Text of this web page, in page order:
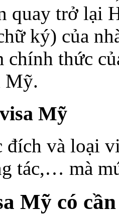
quay trở lại
ký) của
chính thức
Mỹ.
Mỹ
đích và loại
tác,… mà
Mỹ có